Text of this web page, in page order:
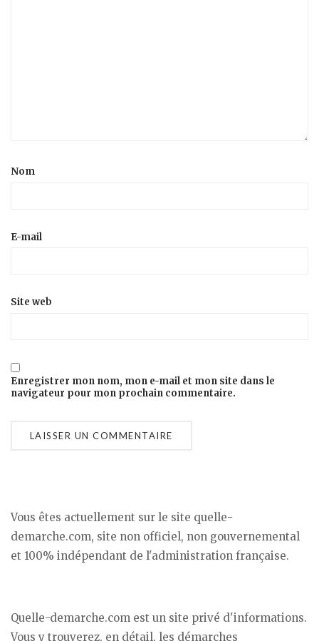
Nom
E-mail
Site web
Enregistrer mon nom, mon e-mail et mon site dans le
navigateur pour mon prochain commentaire.
Vous êtes actuellement sur le site quelle-
demarche.com, site non officiel, non gouvernemental
et 100% indépendant de l'administration française.
Quelle-demarche.com est un site privé d'informations.
Vous y trouverez, en détail, les démarches